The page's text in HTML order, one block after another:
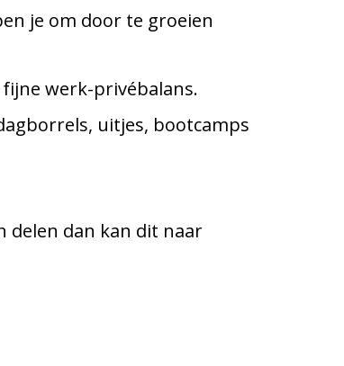
je om door te groeien
werk-privébalans.
uitjes, bootcamps
delen dan kan dit naar